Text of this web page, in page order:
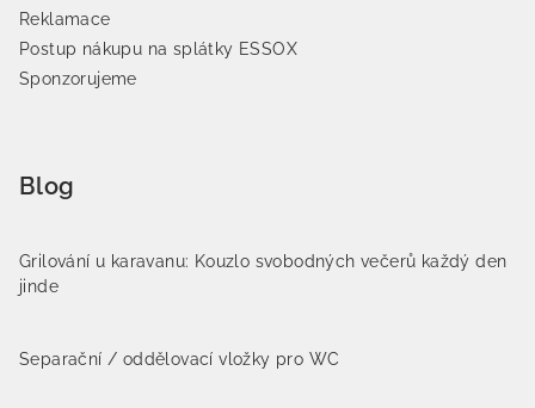
Reklamace
Postup nákupu na splátky ESSOX
Sponzorujeme
Blog
Grilování u karavanu: Kouzlo svobodných večerů každý den
jinde
Separační / oddělovací vložky pro WC